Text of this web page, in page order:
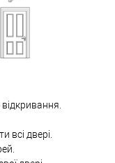
всі двері.